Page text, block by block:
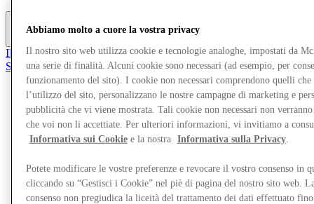
Il Club
Salvata
it
Negozi
Abbiamo molto a cuore la vostra privacy
Il nostro sito web utilizza cookie e tecnologie analoghe, impostati da
una serie di finalità. Alcuni cookie sono necessari (ad esempio, per
funzionamento del sito). I cookie non necessari comprendono quelli che
l’utilizzo del sito, personalizzano le nostre campagne di marketing e
pubblicità che vi viene mostrata. Tali cookie non necessari non
che voi non li accettiate. Per ulteriori informazioni, vi invitiamo a
Informativa sui Cookiee la nostra Informativa sulla Privacy.
Potete modificare le vostre preferenze e revocare il vostro consenso in
cliccando su “Gestisci i Cookie” nel piè di pagina del nostro sito web.
consenso non pregiudica la liceità del trattamento dei dati effettuato